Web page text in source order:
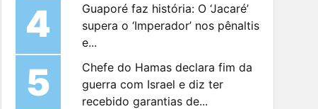
4
Guaporé faz história: O ‘Jacaré’
supera o ‘Imperador’ nos pênaltis
e...
5
Chefe do Hamas declara fim da
guerra com Israel e diz ter
recebido garantias de...